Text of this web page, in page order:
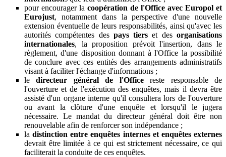
pour encourager la coopération de l'Office avec Europol et
Eurojust, notamment dans la perspective d'une nouvelle
extension éventuelle de leurs responsabilités, ainsi qu'avec les
autorités compétentes des pays tiers et desorganisations
internationales, la proposition prévoit l'insertion, dans le
règlement, d'une disposition donnant à l'Office la possibilité
de conclure avec ces entités des arrangements administratifs
visant à faciliter l'échange d'informations ;
ledirecteur général de l'Officereste responsable de
l'ouverture et de l'exécution des enquêtes, mais il devra être
assisté d'un organe interne qu'il consultera lors de l'ouverture
ou avant la clôture d'une enquête et lorsqu'il le jugera
nécessaire. Le mandat du directeur général doit être non
renouvelable afin de renforcer son indépendance ;
ladistinction entre enquêtes internes et enquêtes externes
devrait être limitée à ce qui est strictement nécessaire, ce qui
faciliterait la conduite de ces enquêtes.